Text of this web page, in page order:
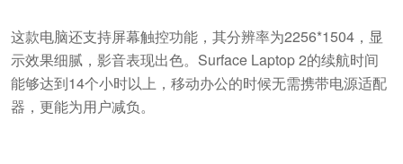
这款电脑还支持屏幕触控功能，其分辨率为2256*1504，显
示效果细腻，影音表现出色。Surface Laptop 2的续航时间
能够达到14个小时以上，移动办公的时候无需携带电源适配
器，更能为用户减负。